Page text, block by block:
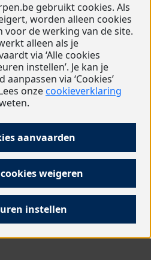
hele
verloopt?
nu in de jaarlijkse aanmelding
op de pagina van
gebruikt cookies. Als
worden alleen cookies
voor de werking van de site.
alleen als je
via ‘Alle cookies
instellen’. Je kan je
via ‘Cookies’
onzecookieverklaring
aanvaarden
weigeren
instellen